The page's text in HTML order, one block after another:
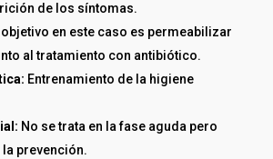
de los síntomas.
objetivo en este caso es permeabilizar
al tratamiento con antibiótico.
Entrenamiento de la higiene
No se trata en la fase aguda pero
prevención.